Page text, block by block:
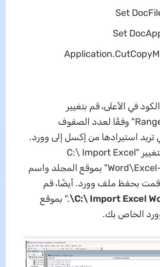
Set
Set
في الأعلى، قم بتغيير
"Range("A1:F14")" وفقًا لعدد الصفوف
تريد استيرادها من إكسل إلى وورد.
وبالمثل، قم بتغيير "C:\ Import Excel
Word\Excel-Word.docx" بموقع المجلد واسم
بحفظ ملف وورد. أيضًا، قم
C:\ Import Excel ." بموقع
الخاص بك.